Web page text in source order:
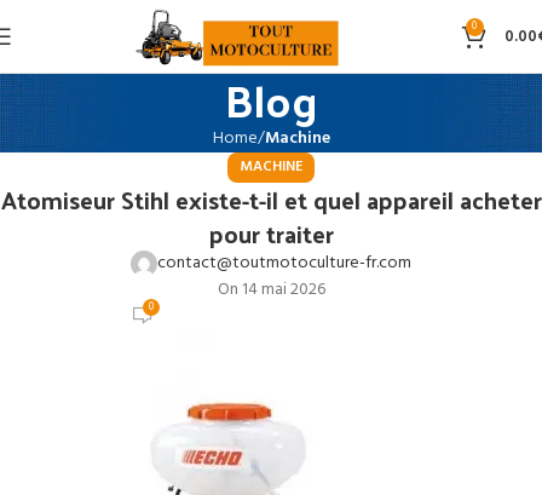
0 0.00
Blog
Home Machine
MACHINE
Atomiseur Stihl existe-t-il et quel appareil acheter
pour traiter
contact@toutmotoculture-fr.com
On 14 mai 2026
0